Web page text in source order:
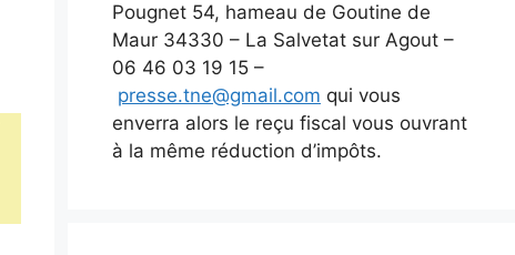
Pougnet 54, hameau de Goutine de
Maur 34330 – La Salvetat sur Agout –
06 46 03 19 15 –
presse.tne@gmail.com qui vous
enverra alors le reçu fiscal vous ouvrant
à la même réduction d’impôts.